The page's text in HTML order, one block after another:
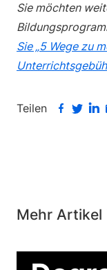
Sie möchten
Sie „5 Wege zu
Teilen
Mehr Artikel